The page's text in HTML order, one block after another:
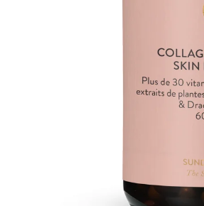
Vitamines B
Vitamines
naturel vitamine E,
Ingrédients 100 %